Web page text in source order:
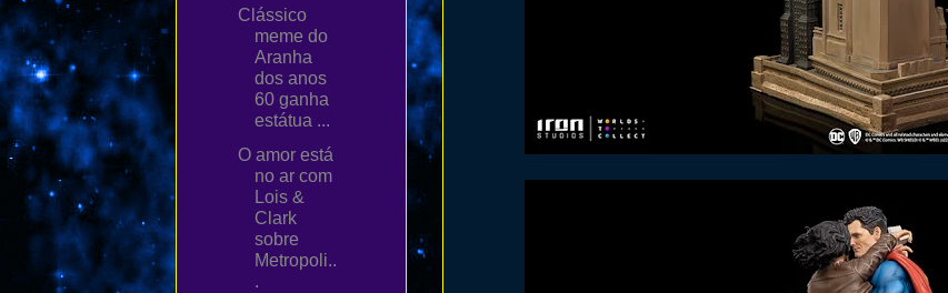
Clássico
meme do
Aranha
dos anos
60 ganha
estátua ...
O amor está
no ar com
Lois &
Clark
sobre
Metropoli..
.